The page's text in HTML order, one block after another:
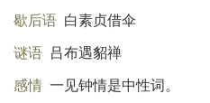
歇后语 白素贞借伞
谜语 吕布遇貂禅
感情 一见钟情是中性词。